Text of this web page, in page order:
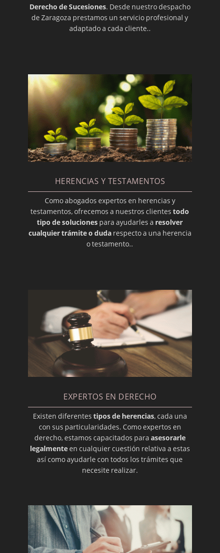
Llamamiento a la sucesión del concebido no
nacido
¿Que es el Endoso?
¿Es obligatorio hacer testamento ante
notario?
¿Quién hereda si no hay testamento?
Derecho de Sucesiones. Desde nuestro despacho
de Zaragoza prestamos un servicio profesional y
adaptado a cada cliente..
HERENCIAS Y TESTAMENTOS
Como abogados expertos en herencias y
testamentos, ofrecemos a nuestros clientestodo
tipo de soluciones para ayudarles a resolver
cualquier trámite o dudarespecto a una herencia
o testamento..
EXPERTOS EN DERECHO
Existen diferentes tipos de herencias, cada una
con sus particularidades. Como expertos en
derecho, estamos capacitados para asesorarle
legalmenteen cualquier cuestión relativa a estas
así como ayudarle con todos los trámites que
necesite realizar.